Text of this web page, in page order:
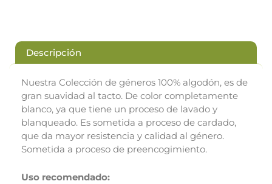
Descripción
Nuestra Colección de géneros 100% algodón, es de
gran suavidad al tacto. De color completamente
blanco, ya que tiene un proceso de lavado y
blanqueado. Es sometida a proceso de cardado,
que da mayor resistencia y calidad al género.
Sometida a proceso de preencogimiento.
Uso recomendado: